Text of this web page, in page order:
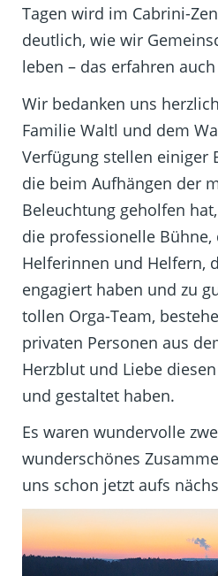
Tagen wird im Cabrini-
deutlich, wie wir
leben – das erfahren
Wir bedanken uns
Familie Waltl und dem
Verfügung stellen einiger
die beim Aufhängen der
Beleuchtung geholfen
die professionelle Bühne,
Helferinnen und Helfern,
engagiert haben und zu
tollen Orga-Team,
privaten Personen aus
Herzblut und Liebe
und gestaltet haben.
Es waren wundervolle
wunderschönes
uns schon jetzt aufs